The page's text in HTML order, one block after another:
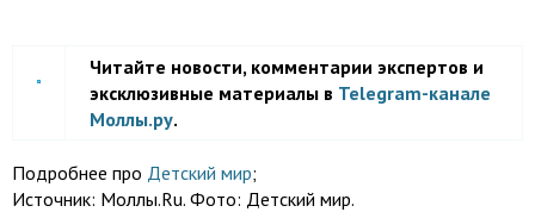
Читайте новости, комментарии экспертов и
эксклюзивные материалы в Telegram-канале
Моллы.ру.
Подробнее про Детский мир;
Источник: Моллы.Ru. Фото: Детский мир.